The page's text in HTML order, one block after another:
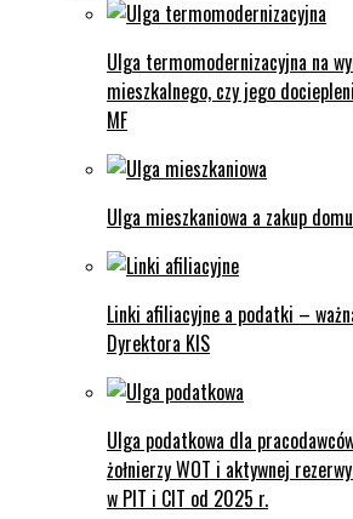
Ulga termomodernizacyjna na
mieszkalnego, czy jego
MF
Ulga mieszkaniowa a zakup
Linki afiliacyjne a podatki –
Dyrektora KIS
Ulga podatkowa dla
żołnierzy WOT i aktywnej
w PIT i CIT od 2025 r.